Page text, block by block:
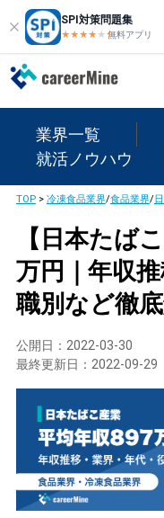
SPI対策問題集
★★★★ ★★
無料アプリ
業界一覧
就活ノウハウ
TOP> 冷凍食品業界/食品業界/
【日本たば
万円｜年収
職別など徹底
公開日： 2022-03-30
最終更新日： 2022-09-29